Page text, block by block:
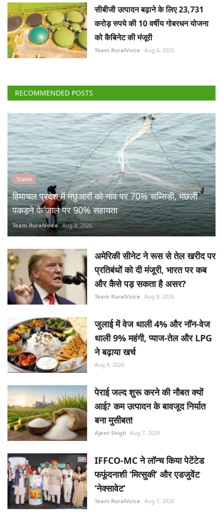
सीबीजी उत्पादन बढ़ाने के लिए 23,731
करोड़ रुपये की 10 वर्षीय गोबरधन योजना
को कैबिनेट की मंजूरी
Team RuralVoice Aug 6, 2026
RECOMMENDED POSTS
States
हिमाचल प्रदेश में मछुआरों को नाव पर 70% सब्सिडी, मछली
पकड़ने के जाल पर 90% सहायता
Team RuralVoice Aug 8, 2026
अमेरिकी सीनेट ने रूस से तेल खरीद पर
प्रतिबंधों को दी मंजूरी, भारत पर कब
और कैसे पड़ सकता है असर?
Team RuralVoice Aug 8, 2026
जुलाई में वेज थाली 4% और नॉन-वेज
थाली 9% महंगी, प्याज-तेल और LPG
ने बढ़ाया खर्च
Aug 8, 2026
पेराई जल्द शुरू करने की नौबत क्यों
आई? कम उत्पादन के बावजूद निर्यात
बना मुसीबत!
Ajeet Singh Aug 7, 2026
IFFCO-MC ने लॉन्च किया पेटेंटेड
फफूंदनाशी ‘मित्सुकी’ और एडजुवेंट
‘नेक्सावेट’
Team RuralVoice Aug 7, 2026